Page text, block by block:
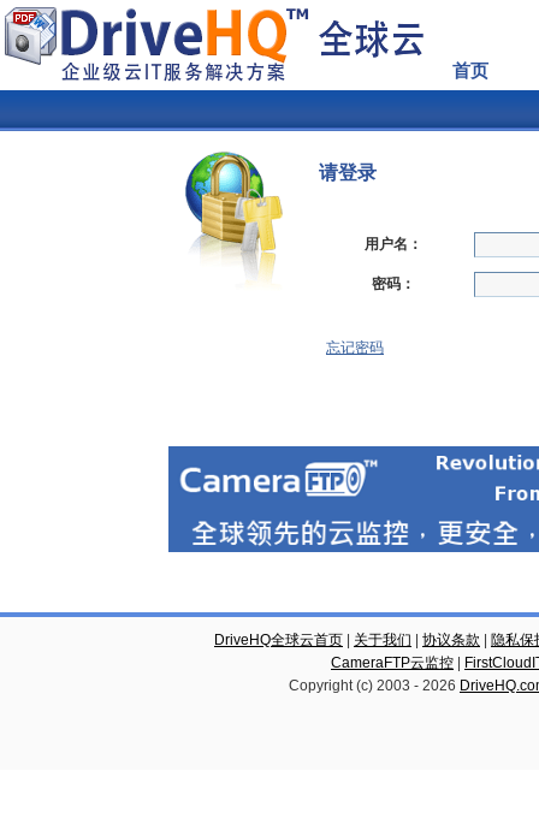
首页
请登录
用户名：
密码：
忘记密码
DriveHQ全球云首页 关于我们 协议条款
隐私保
CameraFTP云监控
Copyright (c) 2003 - 2026